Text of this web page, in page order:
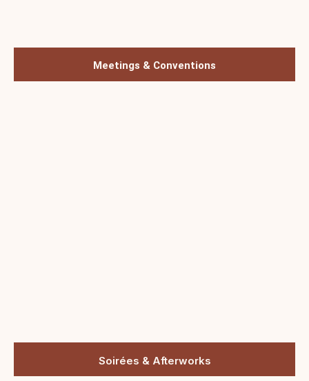
Meetings & Conventions
Soirées & Afterworks